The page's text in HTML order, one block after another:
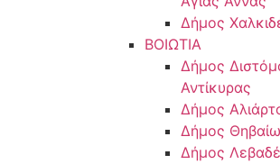
Δήμος
ΒΟΙΩΤΙΑ
Δήμος
Αντίκυρας
Δήμος
Δήμος
Δήμος